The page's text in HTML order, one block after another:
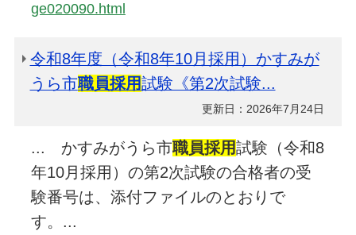
ge020090.html
令和8年度（令和8年10月採用）かすみが
うら市職員採用試験《第2次試験...
更新日：2026年7月24日
... かすみがうら市職員採用試験（令和8
年10月採用）の第2次試験の合格者の受
験番号は、添付ファイルのとおりで
す。...